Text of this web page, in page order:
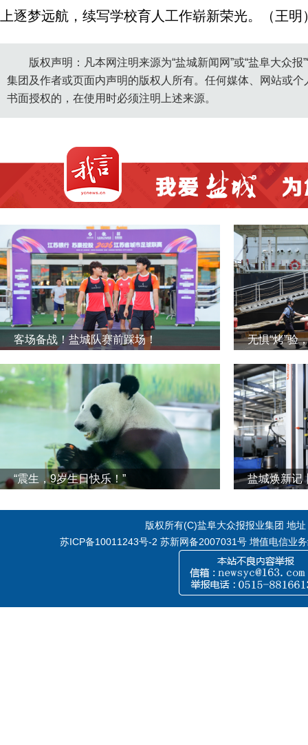
上逐梦远航，续写学校育人工作崭新荣光。（王明
版权声明：凡本网注明来源为“盐城新闻网”或“盐阜大众
集团及作者或页面内声明的版权人所有。任何媒体、网站或
书面授权的，在使用时必须注明上述来源。
客场备战！盐城队赛前踩场！ 无惧“烤”验
“震生，9岁生日快乐！”
版权所有(C)盐阜大众报报业集团 地
苏ICP备10011243号-2 苏新网备2007031号 增值电信业